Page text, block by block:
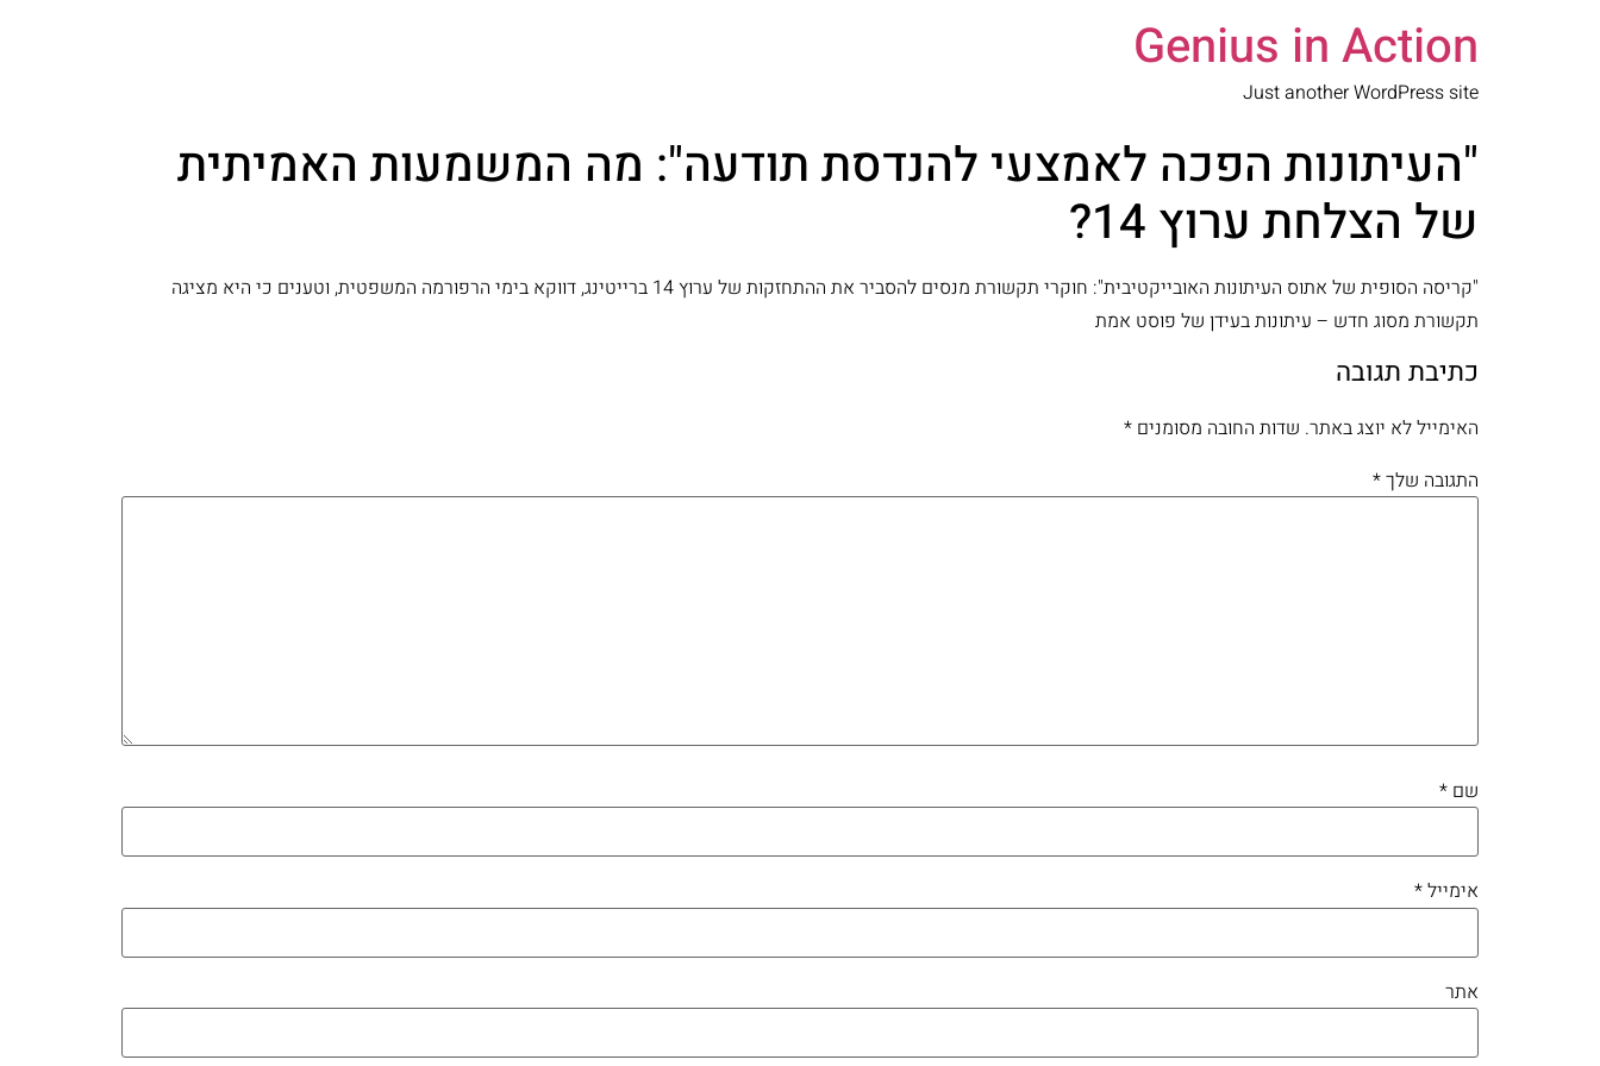
Genius in Action
Just another WordPress site
"העיתונות הפכה לאמצעי להנדסת תודעה": מה המשמעות האמיתית
של הצלחת ערוץ 14?
"קריסה הסופית של אתוס העיתונות האובייקטיבית": חוקרי תקשורת מנסים להסביר את ההתחזקות של ערוץ 14 ברייטינג, דווקא בימי הרפורמה המשפטית, וטענים כי היא מציגה
תקשורת מסוג חדש – עיתונות בעידן של פוסט אמת
כתיבת תגובה
האימייל לא יוצג באתר. שדות החובה מסומנים *
התגובה שלך*
שם *
אימייל*
אתר